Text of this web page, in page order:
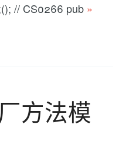
// CS0266 pub »
方法模